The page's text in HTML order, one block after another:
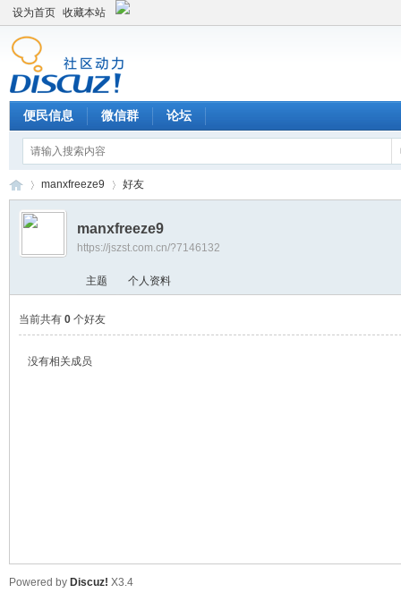
设为首页 收藏本站
便民信息 微信群 论坛
›
manxfreeze9 好友
manxfreeze9
https://jszst.com.cn/?7146132
主题 个人资料
当前共有 0个好友
没有相关成员
Powered by Discuz! X3.4